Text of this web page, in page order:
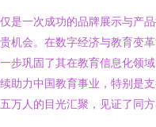
是一次成功的品牌展示与产
机会。在数字经济与教育变
步巩固了其在教育信息化领
助力中国教育事业，特别是
万人的目光汇聚，见证了同